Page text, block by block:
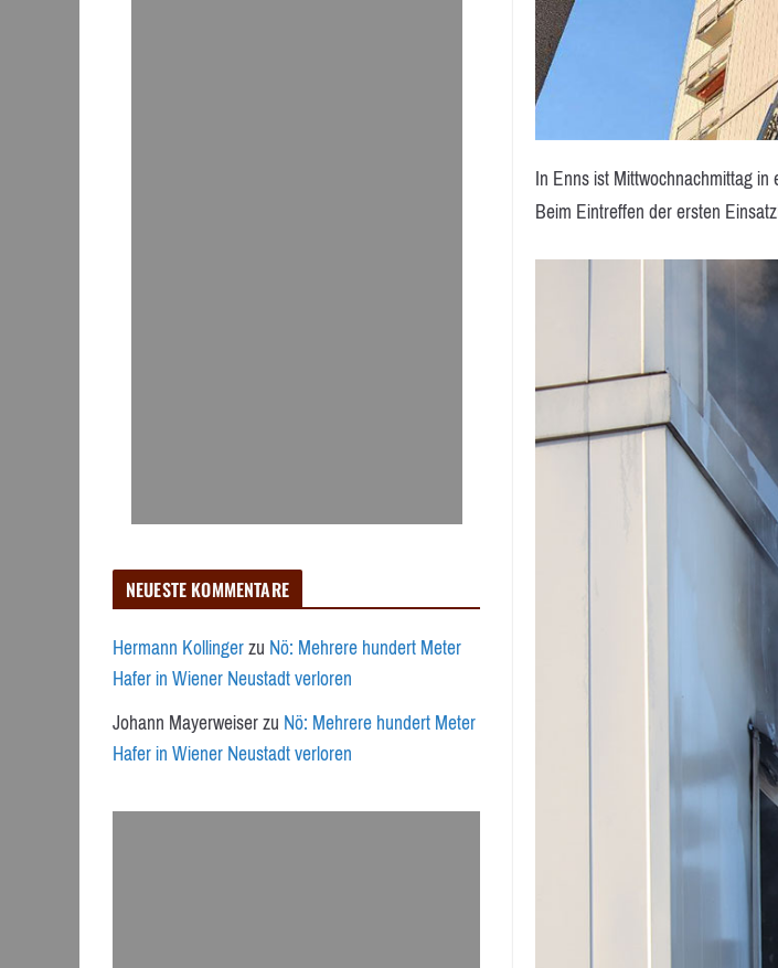
In Enns ist Mittwochnachmittag
Beim Eintreffen der ersten
NEUESTE KOMMENTARE
Hermann KollingerzuNö: Mehrere hundert Meter
Hafer in Wiener Neustadt verloren
Johann MayerweiserzuNö: Mehrere hundert Meter
Hafer in Wiener Neustadt verloren